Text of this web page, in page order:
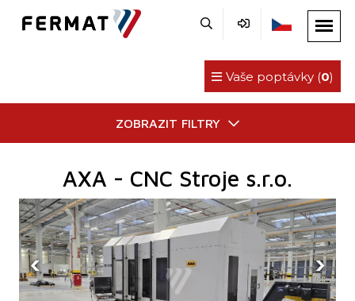
Vaše poptávky (0)
ZOBRAZIT FILTRY
AXA - CNC Stroje s.r.o.
‹ ›